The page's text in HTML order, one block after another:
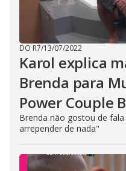
DO R7/13/07/2022
Karol explica
Brenda para
Power Couple
Brenda não gostou de
arrepender de nada"